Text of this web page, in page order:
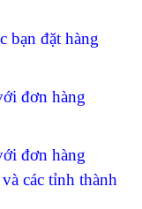
bạn đặt hàng
đơn hàng
đơn hàng
các tỉnh thành